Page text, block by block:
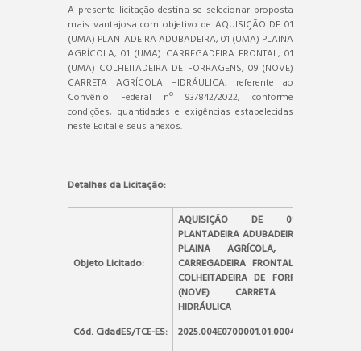
A presente licitação destina-se selecionar proposta
mais vantajosa com objetivo de AQUISIÇÃO DE 01
(UMA) PLANTADEIRA ADUBADEIRA, 01 (UMA) PLAINA
AGRÍCOLA, 01 (UMA) CARREGADEIRA FRONTAL, 01
(UMA) COLHEITADEIRA DE FORRAGENS, 09 (NOVE)
CARRETA AGRÍCOLA HIDRÁULICA, referente ao
Convênio Federal nº 937842/2022, conforme
condições, quantidades e exigências estabelecidas
neste Edital e seus anexos.
Detalhes da Licitação:
Objeto Licitado:
AQUISIÇÃO DE 01 (UMA)
PLANTADEIRA ADUBADEIRA, 01 (UMA)
PLAINA AGRÍCOLA, 01 (UMA)
CARREGADEIRA FRONTAL, 01 (UMA)
COLHEITADEIRA DE FORRAGENS, 09
(NOVE) CARRETA AGRÍCOLA
HIDRÁULICA
Cód. CidadES/TCE-ES:
2025.004E0700001.01.0004